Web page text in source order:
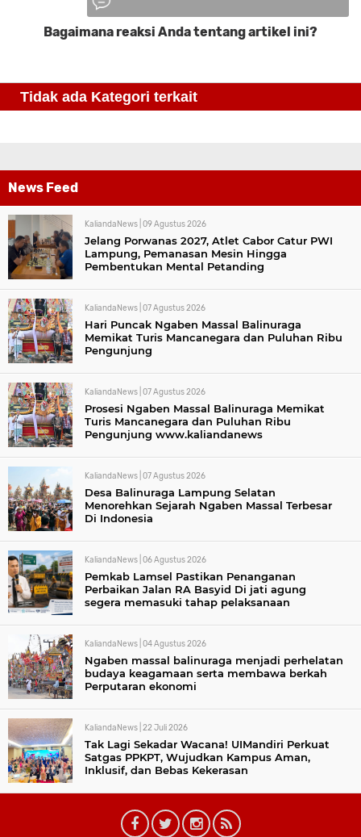
Komentar
Bagaimana reaksi Anda tentang artikel ini?
Tidak ada Kategori terkait
News Feed
KaliandaNews | 09 Agustus 2026
Jelang Porwanas 2027, Atlet Cabor Catur PWI
Lampung, Pemanasan Mesin Hingga
Pembentukan Mental Petanding
KaliandaNews | 07 Agustus 2026
Hari Puncak Ngaben Massal Balinuraga
Memikat Turis Mancanegara dan Puluhan Ribu
Pengunjung
KaliandaNews | 07 Agustus 2026
Prosesi Ngaben Massal Balinuraga Memikat
Turis Mancanegara dan Puluhan Ribu
Pengunjung www.kaliandanews
KaliandaNews | 07 Agustus 2026
Desa Balinuraga Lampung Selatan
Menorehkan Sejarah Ngaben Massal Terbesar
Di Indonesia
KaliandaNews | 06 Agustus 2026
Pemkab Lamsel Pastikan Penanganan
Perbaikan Jalan RA Basyid Di jati agung
segera memasuki tahap pelaksanaan
KaliandaNews | 04 Agustus 2026
Ngaben massal balinuraga menjadi perhelatan
budaya keagamaan serta membawa berkah
Perputaran ekonomi
KaliandaNews | 22 Juli 2026
Tak Lagi Sekadar Wacana! UIMandiri Perkuat
Satgas PPKPT, Wujudkan Kampus Aman,
Inklusif, dan Bebas Kekerasan